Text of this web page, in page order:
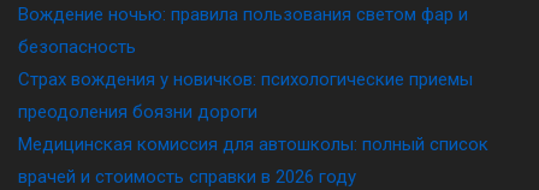
Вождение ночью: правила пользования светом фар и
безопасность
Страх вождения у новичков: психологические приемы
преодоления боязни дороги
Медицинская комиссия для автошколы: полный список
врачей и стоимость справки в 2026 году